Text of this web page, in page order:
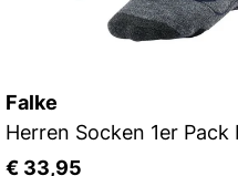
Falke
€ 33,95